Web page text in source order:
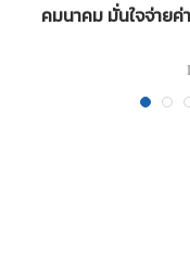
คมนาคม มั่นใจจ่าย